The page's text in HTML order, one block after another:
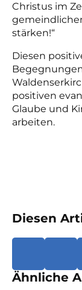
Christus im
stärken!“
Diesen
positiven
Glaube und
arbeiten.
Diesen
Ähnliche